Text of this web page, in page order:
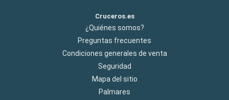
Cruceros.es
¿Quiénes somos?
Preguntas frecuentes
Condiciones generales de venta
Seguridad
Mapa del sitio
Palmares